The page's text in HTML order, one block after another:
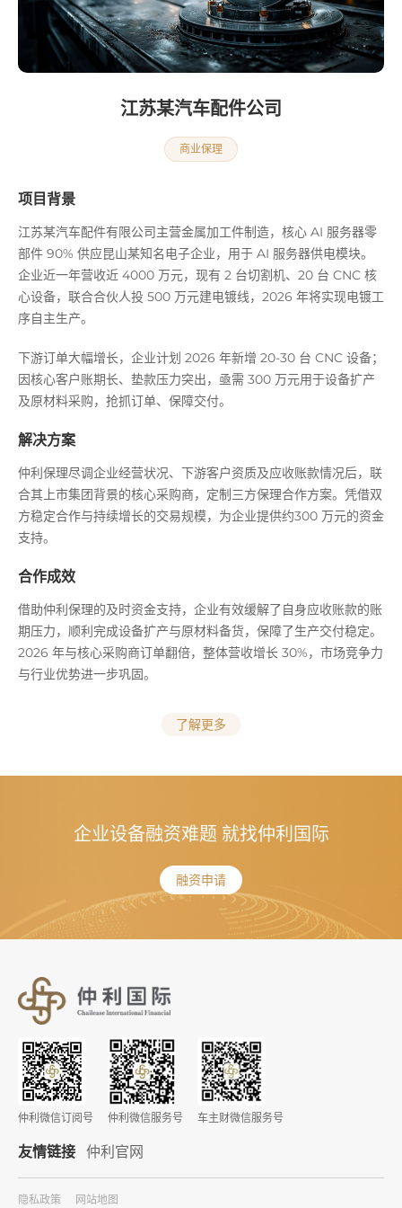
江苏某汽车配件公司
商业保理
项目背景
江苏某汽车配件有限公司主营金属加工件制造，核心 AI 服务器零
部件 90% 供应昆山某知名电子企业，用于 AI 服务器供电模块。
企业近一年营收近 4000 万元，现有 2 台切割机、20 台 CNC 核
心设备，联合合伙人投 500 万元建电镀线，2026 年将实现电镀工
序自主生产。
下游订单大幅增长，企业计划 2026 年新增 20-30 台 CNC 设备；
因核心客户账期长、垫款压力突出，亟需 300 万元用于设备扩产
及原材料采购，抢抓订单、保障交付。
解决方案
仲利保理尽调企业经营状况、下游客户资质及应收账款情况后，联
合其上市集团背景的核心采购商，定制三方保理合作方案。凭借双
方稳定合作与持续增长的交易规模，为企业提供约300 万元的资金
支持。
合作成效
借助仲利保理的及时资金支持，企业有效缓解了自身应收账款的账
期压力，顺利完成设备扩产与原材料备货，保障了生产交付稳定。
2026 年与核心采购商订单翻倍，整体营收增长 30%，市场竞争力
与行业优势进一步巩固。
了解更多
企业设备融资难题 就找仲利国际
融资申请
仲利微信订阅号 仲利微信服务号 车主财微信服务号
友情链接 仲利官网
隐私政策 网站地图